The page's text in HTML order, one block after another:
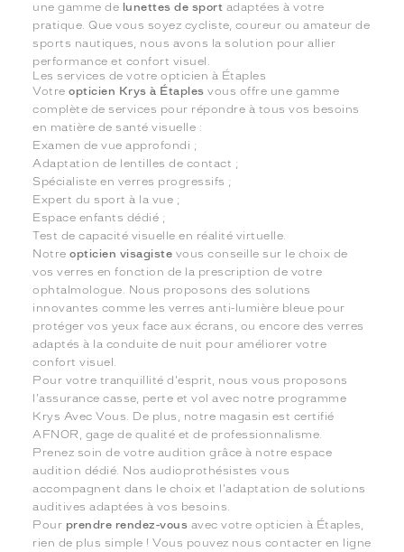
une gamme de lunettes de sport adaptées à votre
pratique. Que vous soyez cycliste, coureur ou amateur de
sports nautiques, nous avons la solution pour allier
performance et confort visuel.
Les services de votre opticien à Étaples
Votreopticien Krys à Étaples vous offre une gamme
complète de services pour répondre à tous vos besoins
en matière de santé visuelle :
Examen de vue approfondi ;
Adaptation de lentilles de contact ;
Spécialiste en verres progressifs ;
Expert du sport à la vue ;
Espace enfants dédié ;
Test de capacité visuelle en réalité virtuelle.
Notreopticien visagiste vous conseille sur le choix de
vos verres en fonction de la prescription de votre
ophtalmologue. Nous proposons des solutions
innovantes comme les verres anti-lumière bleue pour
protéger vos yeux face aux écrans, ou encore des verres
adaptés à la conduite de nuit pour améliorer votre
confort visuel.
Pour votre tranquillité d'esprit, nous vous proposons
l'assurance casse, perte et vol avec notre programme
Krys Avec Vous. De plus, notre magasin est certifié
AFNOR, gage de qualité et de professionnalisme.
Prenez soin de votre audition grâce à notre espace
audition dédié. Nos audioprothésistes vous
accompagnent dans le choix et l'adaptation de solutions
auditives adaptées à vos besoins.
Pour prendre rendez-vous avec votre opticien à Étaples,
rien de plus simple ! Vous pouvez nous contacter en ligne